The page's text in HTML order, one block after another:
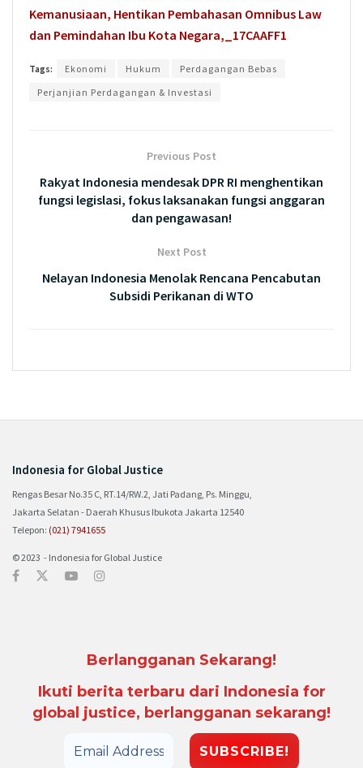
Kemanusiaan, Hentikan Pembahasan Omnibus Law
dan Pemindahan Ibu Kota Negara,_17CAAFF1
Tags: Ekonomi Hukum
Perdagangan Bebas
Perjanjian Perdagangan & Investasi
Previous Post
Rakyat Indonesia mendesak DPR RI menghentikan
fungsi legislasi, fokus laksanakan fungsi anggaran
dan pengawasan!
Next Post
Nelayan Indonesia Menolak Rencana Pencabutan
Subsidi Perikanan di WTO
Indonesia for Global Justice
Rengas Besar No.35 C, RT.14/RW.2, Jati Padang, Ps. Minggu,
Jakarta Selatan - Daerah Khusus Ibukota Jakarta 12540
Telepon: (021) 7941655
© 2023 - Indonesia for Global Justice
Berlangganan Sekarang!
Ikuti berita terbaru dari Indonesia for
global justice, berlangganan sekarang!